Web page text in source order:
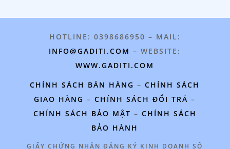
HOTLINE: 0398686950 – MAIL:
INFO@GADITI.COM – WEBSITE:
WWW.GADITI.COM
CHÍNH SÁCH BÁN HÀNG –CHÍNH SÁCH
GIAO HÀNG –CHÍNH SÁCH ĐỔI TRẢ –
CHÍNH SÁCH BẢO MẬT – CHÍNH SÁCH
BẢO HÀNH
GIẤY CHỨNG NHẬN ĐĂNG KÝ KINH DOANH SỐ